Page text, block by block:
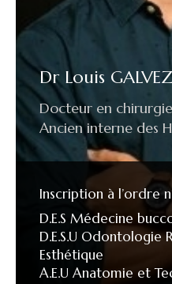
Dr Louis GALVEZ
Docteur en
Ancien interne des
Inscription à l’ordre
D.E.S Médecine
D.E.S.U Odontologie
Esthétique
A.E.U Anatomie et